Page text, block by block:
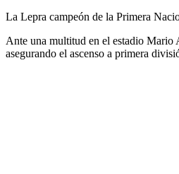
La Lepra campeón de la Primera
Ante una multitud en el estadio Mario
asegurando el ascenso a primera